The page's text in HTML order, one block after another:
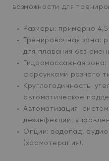
возможности для
Размеры: примерно
Тренировочная зона:
для плавания без
Гидромассажная
форсунками разного
Круглогодичность:
автоматическое
Автоматизация:
дезинфекции,
Опции: водопад,
(хромотерапия).